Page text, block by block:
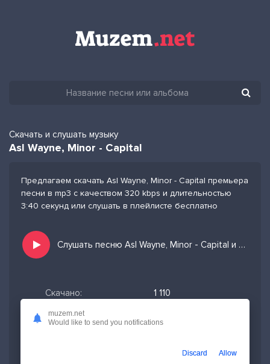
Скачать и слушать музыку
Asl Wayne, Minor - Capital
Предлагаем скачать Asl Wayne, Minor - Capital премьера
песни в mp3 с качеством 320 kbps и длительностью
3:40 секунд или слушать в плейлисте бесплатно
Слушать песню Asl Wayne, Minor - Capital и добавить в избранных
Скачано:
1 110
Формат:
8.42 МБ
muzem.net
Would like to send you notifications
Discard Allow